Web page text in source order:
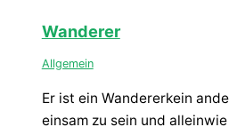
Wanderer
Allgemein
Er ist ein Wandererkein
einsam zu sein und